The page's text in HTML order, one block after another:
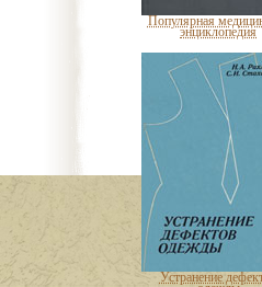
Популярная
энциклопедия
Устранение